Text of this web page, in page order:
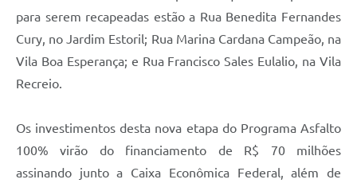
para serem recapeadas estão a Rua Benedita Fernandes
Cury, no Jardim Estoril; Rua Marina Cardana Campeão, na
Vila Boa Esperança; e Rua Francisco Sales Eulalio, na Vila
Recreio.
Os investimentos desta nova etapa do Programa Asfalto
100% virão do financiamento de R$ 70 milhões
assinando junto a Caixa Econômica Federal, além de